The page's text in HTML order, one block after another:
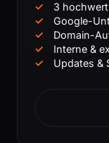
3
Google-
Domain-
Interne &
Updates &